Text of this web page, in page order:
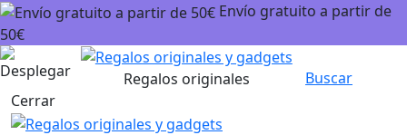
Envío gratuito a partir de
50€
Regalos originales
Buscar
Cerrar